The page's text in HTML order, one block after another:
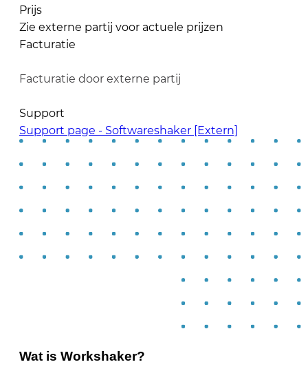
Prijs
Zie externe partij voor actuele prijzen
Facturatie
Facturatie door externe partij
Support
Support page - Softwareshaker [Extern]
Wat is Workshaker?